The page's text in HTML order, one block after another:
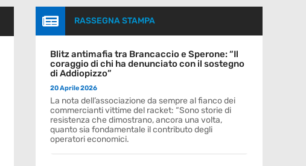
 RASSEGNA STAMPA
Blitz antimafia tra Brancaccio e Sperone: “Il
coraggio di chi ha denunciato con il sostegno
di Addiopizzo”
20 Aprile 2026
La nota dell’associazione da sempre al fianco dei
commercianti vittime del racket: “Sono storie di
resistenza che dimostrano, ancora una volta,
quanto sia fondamentale il contributo degli
operatori economici.